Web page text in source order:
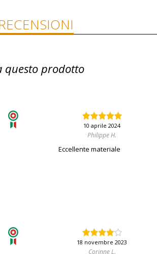
questo prodotto
10 aprile 2024
Philippe H.
Eccellente materiale
18 novembre 2023
Corinne L.